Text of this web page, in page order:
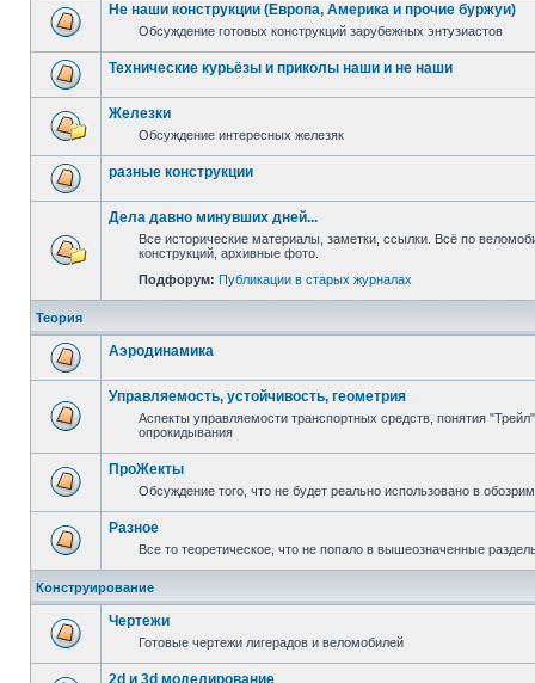
Не наши конструкции (Европа, Америка и прочие буржуи)
Обсуждение готовых конструкций зарубежных энтузиастов
Технические курьёзы и приколы наши и не наши
Железки
Обсуждение интересных железяк
разные конструкции
Дела давно минувших дней...
Все исторические материалы, заметки, ссылки. Всё по
конструкций, архивные фото.
Подфорум: Публикации в старых журналах
Теория
Аэродинамика
Управляемость, устойчивость, геометрия
Аспекты управляемости транспортных средств, понятия
опрокидывания
ПроЖекты
Обсуждение того, что не будет реально использовано в
Разное
Все то теоретическое, что не попало в вышеозначенные
Конструирование
Чертежи
Готовые чертежи лигерадов и веломобилей
2d и 3d моделирование